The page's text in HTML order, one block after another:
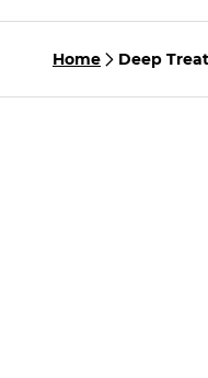
Home
Deep